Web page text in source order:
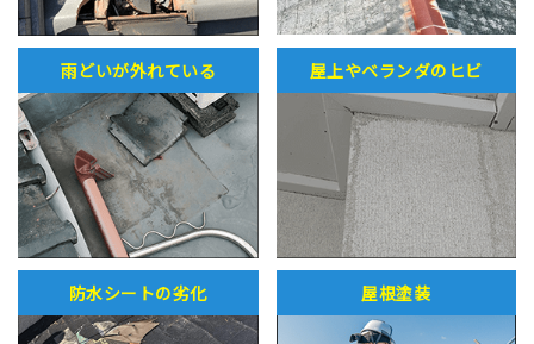
雨どいが外れている 屋上やベランダのヒビ
防水シートの劣化 屋根塗装